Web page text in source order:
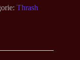
Thrash